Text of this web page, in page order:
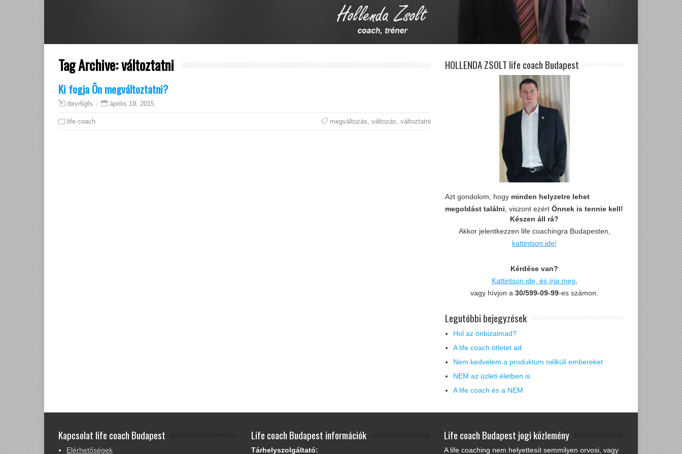
Tag Archive:változtatni
Ki fogja Ön megváltoztatni?
rbrvr6gfs április 19, 2015
life coach megváltozás, változás, változtatni
HOLLENDA ZSOLT life coach Budapest
Azt gondolom, hogy minden helyzetre lehet
megoldást találni , viszont ezért Önnek is tennie kell!
Készen áll rá?
Akkor jelentkezzen life coachingra Budapesten,
kattintson ide!
Kérdése van?
Kattintson ide, és írja meg
vagy hívjon a 30/599-09-99-es számon.
Legutóbbi bejegyzések
Hol az önbizalmad?
A life coach ötletet ad
Nem kedvelem a produktum nélküli embereket
NEM az üzleti életben is
A life coach és a NEM
Kapcsolat life coach Budapest
Elérhetőségek
Life coach Budapest információk
Tárhelyszolgáltató:
Life coach Budapest jogi közlemény
A life coaching nem helyettesít semmilyen orvosi, vagy